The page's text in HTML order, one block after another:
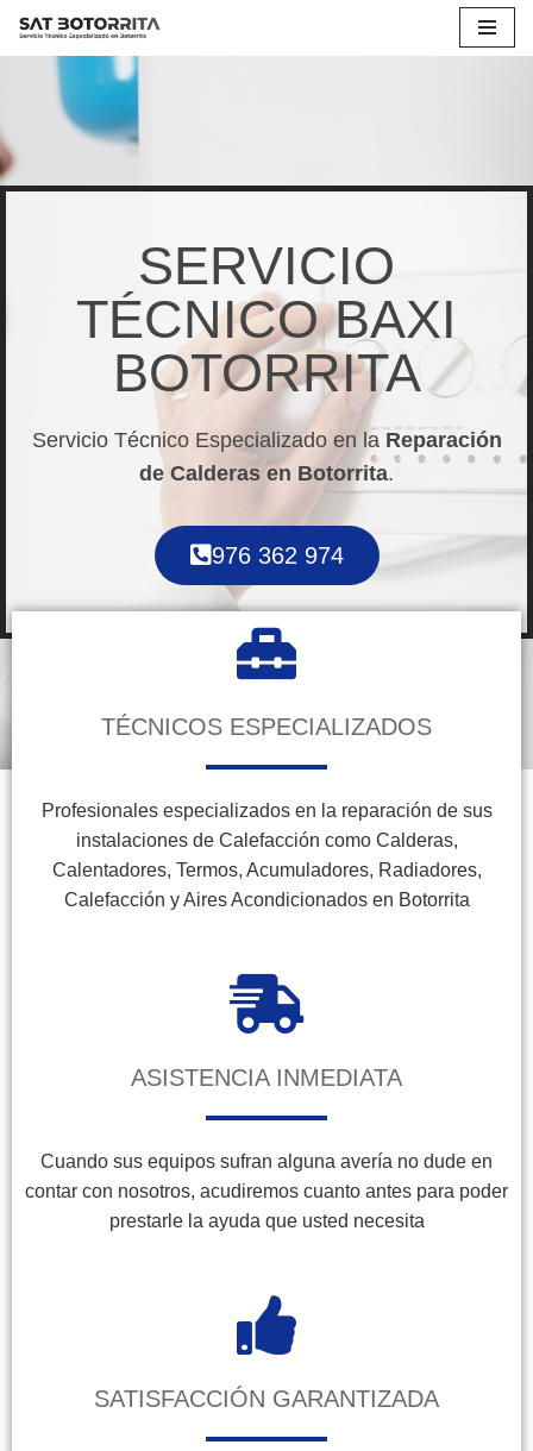
Saltar
contenido
SERVICIO
TÉCNICO BAXI
BOTORRITA
Servicio Técnico Especializado en la Reparación
de Calderas en Botorrita.
976 362 974
TÉCNICOS ESPECIALIZADOS
Profesionales especializados en la reparación de sus
instalaciones de Calefacción como Calderas,
Calentadores, Termos, Acumuladores, Radiadores,
Calefacción y Aires Acondicionados en Botorrita
ASISTENCIA INMEDIATA
Cuando sus equipos sufran alguna avería no dude en
contar con nosotros, acudiremos cuanto antes para poder
prestarle la ayuda que usted necesita
SATISFACCIÓN GARANTIZADA